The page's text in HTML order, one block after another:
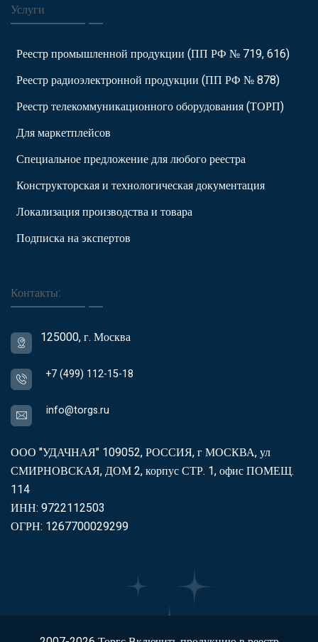
Услуги
Реестр промышленной продукции (ПП РФ № 719, 616)
Реестр радиоэлектронной продукции (ПП РФ № 878)
Реестр телекоммуникационного оборудования (ТОРП)
Для маркетплейсов
Специальное предложение для любого реестра
Конструкторская и технологическая документация
Локализация производства и товара
Подписка на экспертов
Контакты:
125000, г. Москва
+7 (499) 112-15-18
info@torgs.ru
ООО "УДАЧНАЯ" 109052, РОССИЯ, г МОСКВА, ул
СМИРНОВСКАЯ, ДОМ 2, корпус СТР. 1, офис ПОМЕЩ.
114
ИНН: 9722112503
ОГРН: 1267700029299